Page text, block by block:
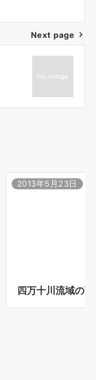
Next page
2013年5月23日
四万十川流域の